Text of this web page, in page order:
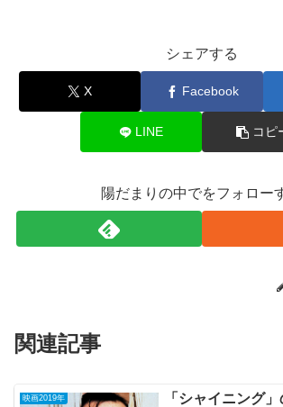
シェアする
X Facebook
LINE コピ
陽だまりの中でをフォロー
関連記事
映画2019年
「シャイニング